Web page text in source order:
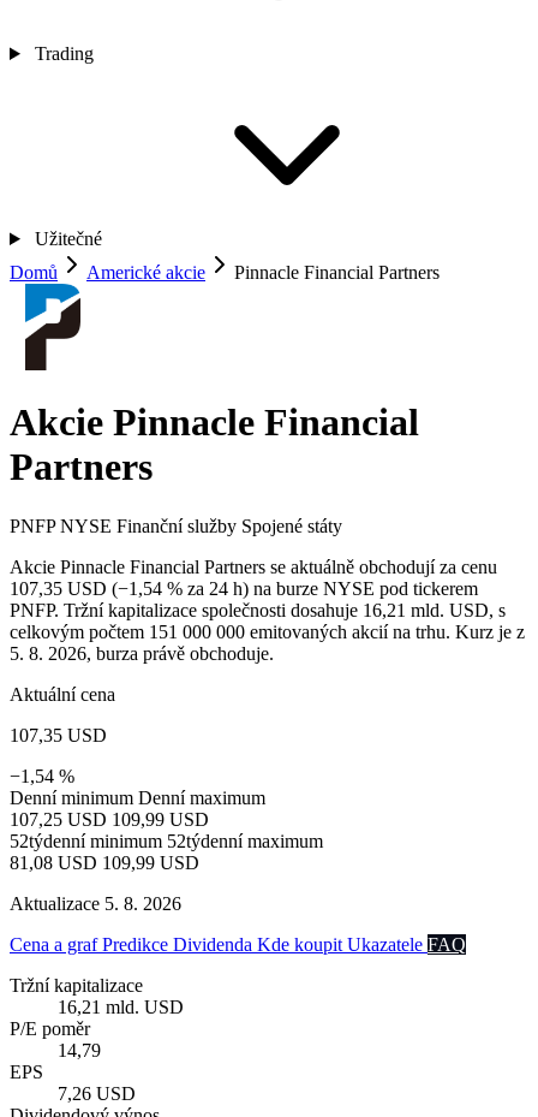
Trading
Užitečné
Domů
Americké akcie Pinnacle Financial Partners
Akcie Pinnacle Financial
Partners
PNFP NYSE Finanční služby Spojené státy
Akcie Pinnacle Financial Partners se aktuálně obchodují za cenu
107,35 USD (−1,54 % za 24 h) na burze NYSE pod tickerem
PNFP. Tržní kapitalizace společnosti dosahuje 16,21 mld. USD, s
celkovým počtem 151 000 000 emitovaných akcií na trhu. Kurz je z
5. 8. 2026, burza právě obchoduje.
Aktuální cena
107,35 USD
−1,54 %
Denní minimum Denní maximum
107,25 USD 109,99 USD
52týdenní minimum 52týdenní maximum
81,08 USD 109,99 USD
Aktualizace 5. 8. 2026
Cena a grafPredikce Dividenda Kde koupit Ukazatele FAQ
Tržní kapitalizace
16,21 mld. USD
P/E poměr
14,79
EPS
7,26 USD